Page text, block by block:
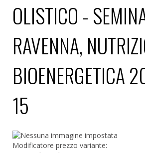
OLISTICO -
RAVENNA,
BIOENERGETICA
15
Modificatore prezzo variante: